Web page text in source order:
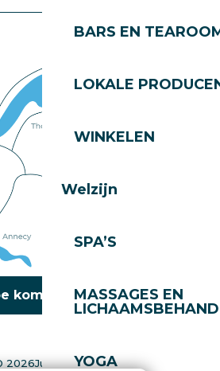
BARS EN
LOKALE
WINKELEN
Welzijn
SPA’S
MASSAGES EN
YOGA
kom ik daar?
2026Juridische informatie